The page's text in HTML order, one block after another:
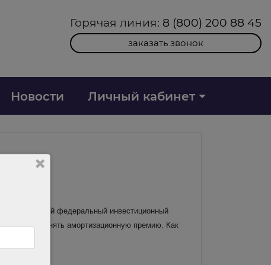
Горячая линия: 8 (800) 200 88 45
заказать звонок
Новости Личный кабинет
на новый федеральный инвестиционный
и применять амортизационную премию. Как